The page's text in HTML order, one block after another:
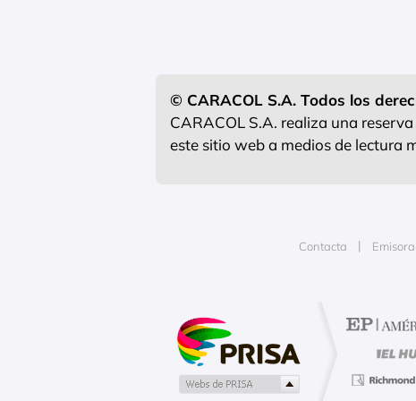
© CARACOL S.A. Todos los
CARACOL S.A. realiza una
este sitio web a medios de lectura
Contacta